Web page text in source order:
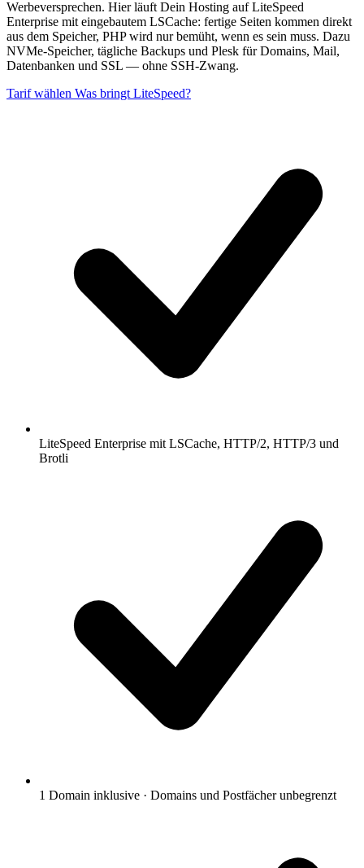
Werbeversprechen. Hier läuft Dein Hosting auf LiteSpeed
Enterprise mit eingebautem LSCache: fertige Seiten kommen direkt
aus dem Speicher, PHP wird nur bemüht, wenn es sein muss. Dazu
NVMe-Speicher, tägliche Backups und Plesk für Domains, Mail,
Datenbanken und SSL — ohne SSH-Zwang.
Tarif wählen Was bringt LiteSpeed?
LiteSpeed Enterprise mit LSCache, HTTP/2, HTTP/3 und
Brotli
1 Domain inklusive · Domains und Postfächer unbegrenzt